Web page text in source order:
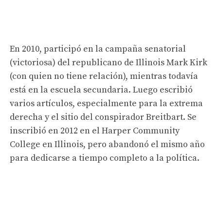
En 2010, participó en la campaña senatorial
(victoriosa) del republicano de Illinois Mark Kirk
(con quien no tiene relación), mientras todavía
está en la escuela secundaria. Luego escribió
varios artículos, especialmente para la extrema
derecha y el sitio del conspirador Breitbart. Se
inscribió en 2012 en el Harper Community
College en Illinois, pero abandonó el mismo año
para dedicarse a tiempo completo a la política.